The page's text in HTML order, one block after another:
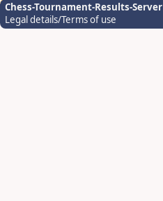
Chess-Tournament-Results-Server
Legal details/Terms of use